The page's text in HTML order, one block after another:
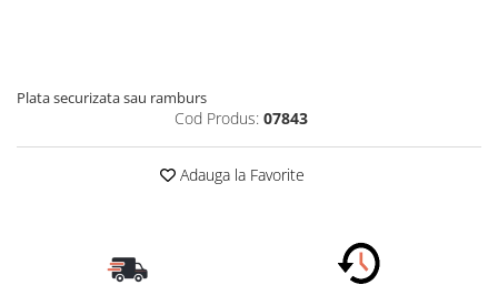
Plata securizata sau ramburs
Cod Produs: 07843
Adauga la Favorite